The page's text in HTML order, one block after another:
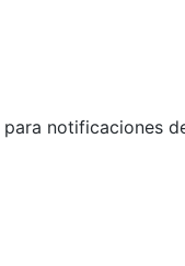
para notificaciones